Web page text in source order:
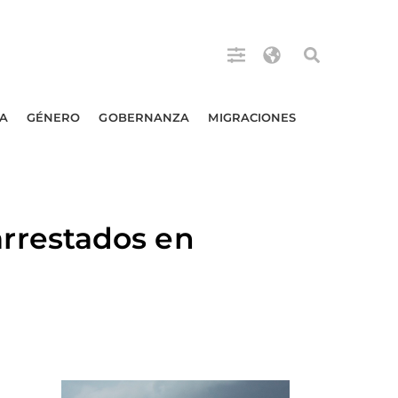
GÉNERO GOBERNANZA MIGRACIONES
en